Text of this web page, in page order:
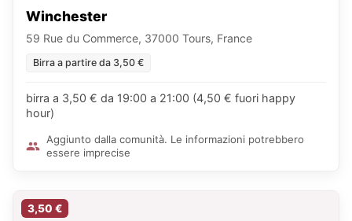
Winchester
59 Rue du Commerce, 37000 Tours, France
Birra a partire da 3,50 €
birra a 3,50 € da 19:00 a 21:00 (4,50 € fuori happy
hour)
Aggiunto dalla comunità. Le informazioni potrebbero
essere imprecise
3,50 €